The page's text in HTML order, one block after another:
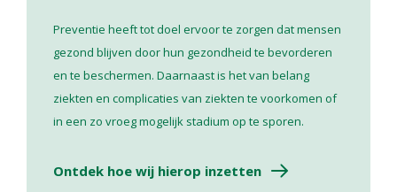
Preventie heeft tot doel ervoor te zorgen dat mensen
gezond blijven door hun gezondheid te bevorderen
en te beschermen. Daarnaast is het van belang
ziekten en complicaties van ziekten te voorkomen of
in een zo vroeg mogelijk stadium op te sporen.
Ontdek hoe wij hierop inzetten